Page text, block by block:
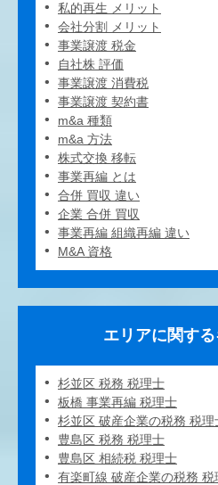
私的再生 メリット
会社分割 メリット
事業譲渡 税金
自社株 評価
事業譲渡 消費税
事業譲渡 契約書
m&a 種類
m&a 方法
株式交換 移転
事業再編 とは
合併 買収 違い
企業 合併 買収
事業再編 組織再編 違い
M&A 資格
エリアに関す
杉並区 税務 税理士
板橋 事業再編 税理士
杉並区 破産企業の税務 税理
豊島区 税務 税理士
豊島区 相続税 税理士
有楽町線 破産企業の税務 税